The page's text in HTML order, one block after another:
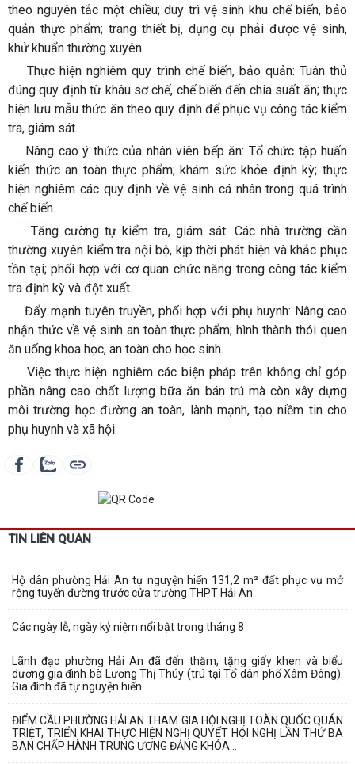
theo nguyên tắc một chiều; duy trì vệ sinh khu chế biến, bảo
quản thực phẩm; trang thiết bị, dụng cụ phải được vệ sinh,
khử khuẩn thường xuyên.
Thực hiện nghiêm quy trình chế biến, bảo quản: Tuân thủ
đúng quy định từ khâu sơ chế, chế biến đến chia suất ăn; thực
hiện lưu mẫu thức ăn theo quy định để phục vụ công tác kiểm
tra, giám sát.
Nâng cao ý thức của nhân viên bếp ăn: Tổ chức tập huấn
kiến thức an toàn thực phẩm; khám sức khỏe định kỳ; thực
hiện nghiêm các quy định về vệ sinh cá nhân trong quá trình
chế biến.
Tăng cường tự kiểm tra, giám sát: Các nhà trường cần
thường xuyên kiểm tra nội bộ, kịp thời phát hiện và khắc phục
tồn tại; phối hợp với cơ quan chức năng trong công tác kiểm
tra định kỳ và đột xuất.
Đẩy mạnh tuyên truyền, phối hợp với phụ huynh: Nâng cao
nhận thức về vệ sinh an toàn thực phẩm; hình thành thói quen
ăn uống khoa học, an toàn cho học sinh.
Việc thực hiện nghiêm các biện pháp trên không chỉ góp
phần nâng cao chất lượng bữa ăn bán trú mà còn xây dựng
môi trường học đường an toàn, lành mạnh, tạo niềm tin cho
phụ huynh và xã hội.
TIN LIÊN QUAN
Hộ dân phường Hải An tự nguyện hiến 131,2 m² đất phục vụ mở
rộng tuyến đường trước cửa trường THPT Hải An
Các ngày lễ, ngày kỷ niệm nổi bật trong tháng 8
Lãnh đạo phường Hải An đã đến thăm, tặng giấy khen và biểu
dương gia đình bà Lương Thị Thúy (trú tại Tổ dân phố Xâm Đông).
Gia đình đã tự nguyện hiến...
ĐIỂM CẦU PHƯỜNG HẢI AN THAM GIA HỘI NGHỊ TOÀN QUỐC QUÁN
TRIỆT, TRIỂN KHAI THỰC HIỆN NGHỊ QUYẾT HỘI NGHỊ LẦN THỨ BA
BAN CHẤP HÀNH TRUNG ƯƠNG ĐẢNG KHÓA...